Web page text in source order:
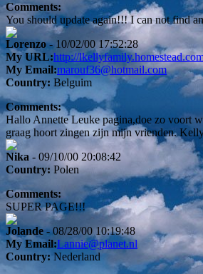
Comments:
You should update again!!! I can not find
Lorenzo- 10/02/00 17:52:28
My URL:http://
My Email:marouf36@hotmail.com
Country: Belguim
Comments:
Hallo Annette Leuke pagina,doe zo voort
graag hoort zingen zijn mijn vrienden.
Nika - 09/10/00 20:08:42
Country: Polen
Comments:
SUPER PAGE!!!
Jolande- 08/28/00 10:19:48
My Email:Lannie@planet.nl
Country: Nederland